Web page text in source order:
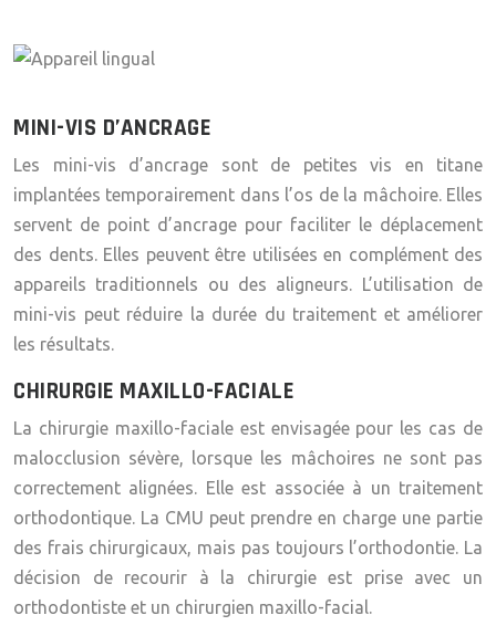
MINI-VIS D’ANCRAGE
Les mini-vis d’ancrage sont de petites vis en titane
implantées temporairement dans l’os de la mâchoire. Elles
servent de point d’ancrage pour faciliter le déplacement
des dents. Elles peuvent être utilisées en complément des
appareils traditionnels ou des aligneurs. L’utilisation de
mini-vis peut réduire la durée du traitement et améliorer
les résultats.
CHIRURGIE MAXILLO-FACIALE
La chirurgie maxillo-faciale est envisagée pour les cas de
malocclusion sévère, lorsque les mâchoires ne sont pas
correctement alignées. Elle est associée à un traitement
orthodontique. La CMU peut prendre en charge une partie
des frais chirurgicaux, mais pas toujours l’orthodontie. La
décision de recourir à la chirurgie est prise avec un
orthodontiste et un chirurgien maxillo-facial.